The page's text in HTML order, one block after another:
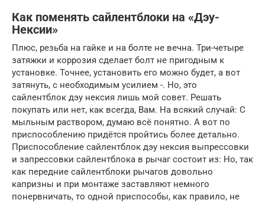
Как поменять сайлентблоки на «Дэу-
Нексии»
Плюс, резьба на гайке и на болте не вечна. Три-четыре
затяжки и коррозия сделает болт не пригодным к
установке. Точнее, установить его можно будет, а вот
затянуть, с необходимым усилием -. Но, это
сайлентблок дэу нексия лишь мой совет. Решать
покупать или нет, как всегда, Вам. На всякий случай: С
мыльным раствором, думаю всё понятно. А вот по
приспособлению придётся пройтись более детально.
Приспособление сайлентблок дэу нексия выпрессовки
и запрессовки сайлентблока в рычаг состоит из: Но, так
как передние сайлентблоки рычагов довольно
капризны и при монтаже заставляют немного
понервничать, то одной приспособы, как правило, не